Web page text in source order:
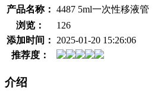
产品名称：
4487 5ml一次性移液管
浏览：
126
添加时间：
2025-01-20 15:26:06
推荐度：
介绍